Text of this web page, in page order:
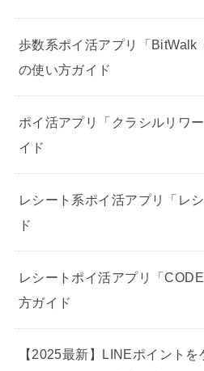
歩数系ポイ活アプリ「BitWalk
の使い方ガイド
ポイ活アプリ「クラシルリワ
イド
レシート系ポイ活アプリ「レ
ド
レシートポイ活アプリ「
方ガイド
【2025最新】LINEポイント